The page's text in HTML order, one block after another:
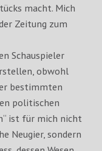
macht. Mich
Zeitung zum
Schauspieler
obwohl
bestimmten
politischen
ist für mich nicht
Neugier, sondern